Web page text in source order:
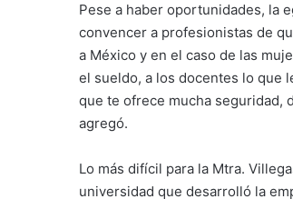
Pese a haber oportunidades, la
convencer a profesionistas de
a México y en el caso de las
el sueldo, a los docentes lo que
que te ofrece mucha seguridad,
agregó.
Lo más difícil para la Mtra.
universidad que desarrolló la